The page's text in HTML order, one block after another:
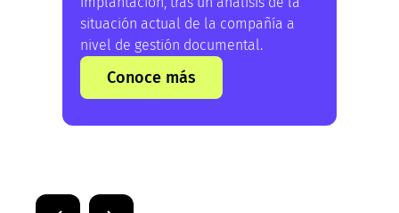
situación actual de la compañía a
nivel de gestión documental.
Conoce más